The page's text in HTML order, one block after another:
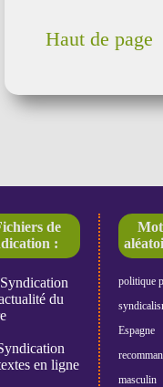
Haut de page
de
:
du
en ligne
politique
Espagne
masculin